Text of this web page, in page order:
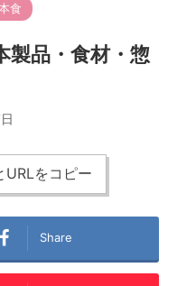
食
製品・食材・惣
URLをコピー
Share